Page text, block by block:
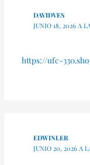
DAVIDVES
JUNIO 18, 2026 A
https://ufc-
EDWINLER
JUNIO 20, 2026 A